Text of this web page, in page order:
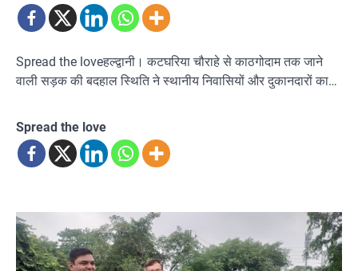
Spread the loveहल्द्वानी। कटघरिया चौराहे से काठगोदाम तक जाने
वाली सड़क की बदहाल स्थिति ने स्थानीय निवासियों और दुकानदारों का…
Spread the love